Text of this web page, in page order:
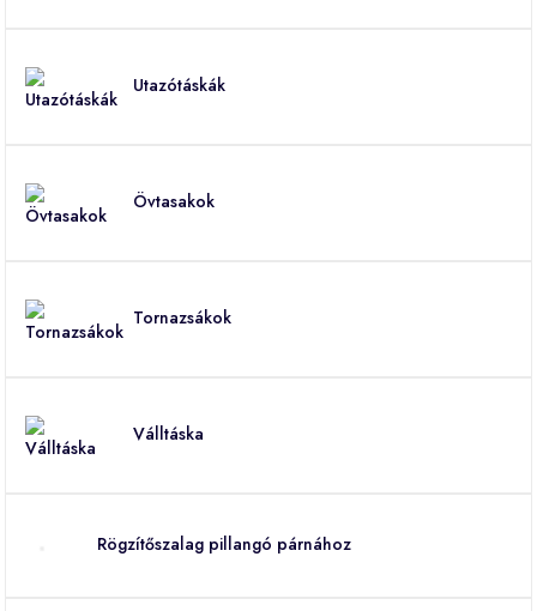
Utazótáskák
Övtasakok
Tornazsákok
Válltáska
Rögzítőszalag pillangó párnához